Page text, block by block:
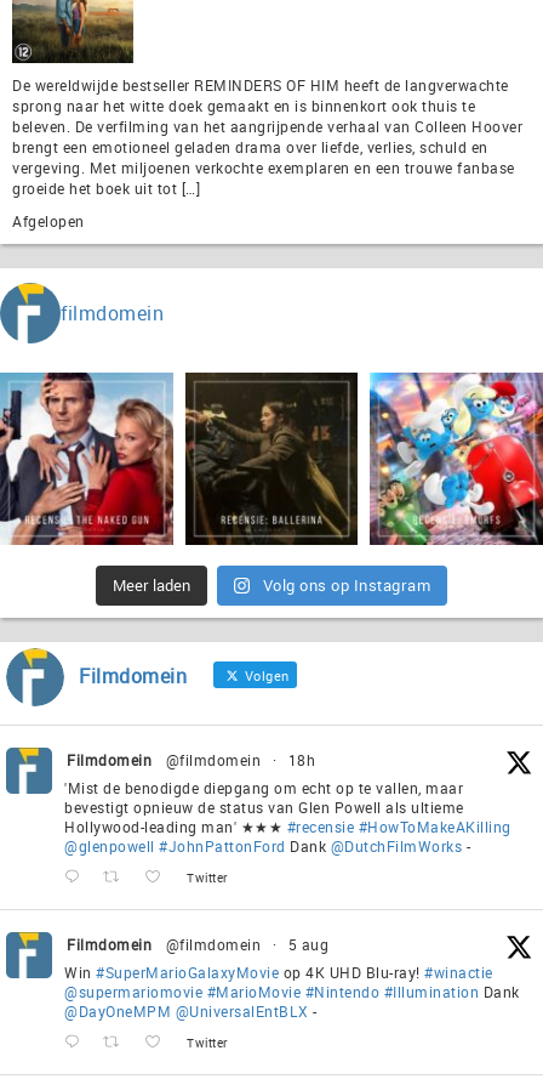
De wereldwijde bestseller REMINDERS OF HIM heeft de langverwachte
sprong naar het witte doek gemaakt en is binnenkort ook thuis te
beleven. De verfilming van het aangrijpende verhaal van Colleen Hoover
brengt een emotioneel geladen drama over liefde, verlies, schuld en
vergeving. Met miljoenen verkochte exemplaren en een trouwe fanbase
groeide het boek uit tot […]
Afgelopen
filmdomein
Meer laden Volg ons op Instagram
Filmdomein Volgen
Filmdomein @filmdomein ·
18h
'Mist de benodigde diepgang om echt op te vallen, maar
bevestigt opnieuw de status van Glen Powell als ultieme
Hollywood-leading man' ★★★ #recensie #HowToMakeAKilling
@glenpowell #JohnPattonFord Dank @DutchFilmWorks -
Twitter
Filmdomein @filmdomein ·
5 aug
Win #SuperMarioGalaxyMovie op 4K UHD Blu-ray! #winactie
@supermariomovie #MarioMovie #Nintendo #Illumination Dank
@DayOneMPM @UniversalEntBLX -
Twitter